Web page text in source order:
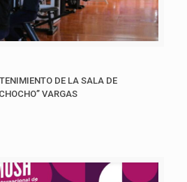
DE LA SALA DE
VARGAS